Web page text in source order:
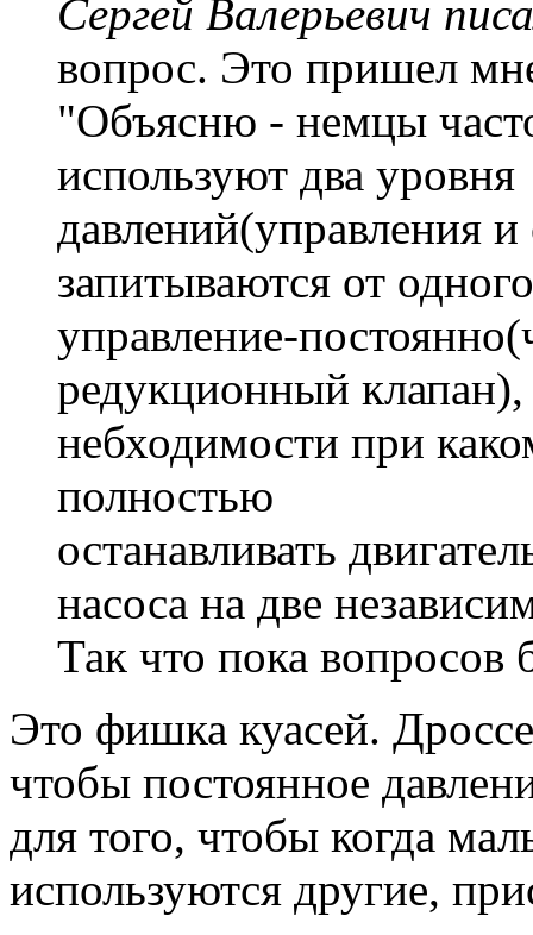
Сергей Валерьевич
вопрос. Это пришел
"Объясню - немцы
используют два уровня
давлений(управления
запитываются от
управление-
редукционный
небходимости при
полностью
останавливать
насоса на две
Так что пока вопросов
Это фишка куасей.
чтобы постоянное
для того, чтобы когда
используются другие,